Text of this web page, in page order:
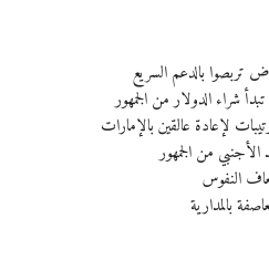
بالدعم السريع
شراء الدولار من الجمهور
الأجنبي من الجمهور
النفوس
بالمدارية